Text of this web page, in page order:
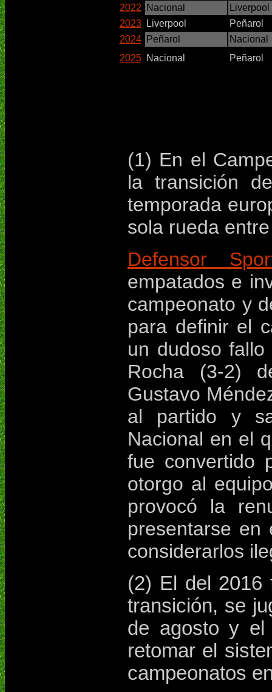
2022 Nacional
Liverpool
2023
Liverpool
Peñarol
2024
Peñarol
Nacional
2025
Nacional Peñarol
(1) En el
la transición
temporada
sola rueda
Defensor
empatados e
campeonato y
para definir el
un dudoso
Rocha (3-2)
Gustavo
al partido y
Nacional en el
fue convertido
otorgo al
provocó la
presentarse en
considerarlos
(2) El del 2016
transición, se
de agosto y el
retomar el
campeonatos